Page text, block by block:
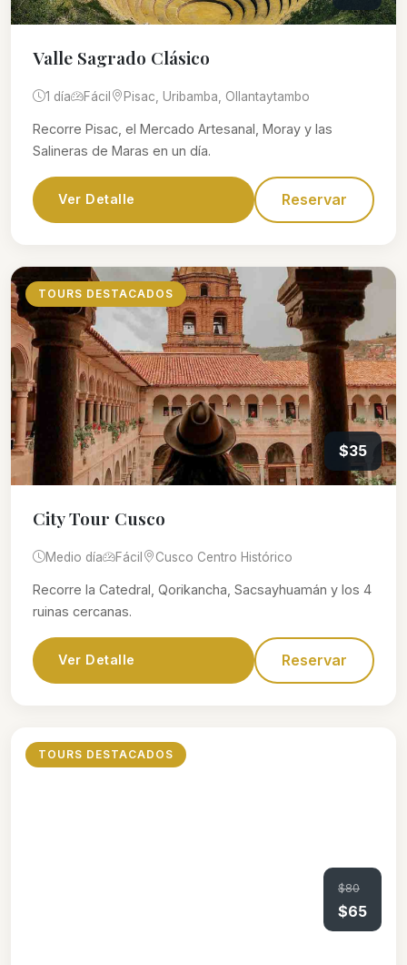
Valle Sagrado Clásico
1 día Fácil Pisac, Uribamba, Ollantaytambo
Recorre Pisac, el Mercado Artesanal, Moray y las
Salineras de Maras en un día.
Ver Detalle Reservar
TOURS DESTACADOS
$35
City Tour Cusco
Medio día Fácil Cusco Centro Histórico
Recorre la Catedral, Qorikancha, Sacsayhuamán y los 4
ruinas cercanas.
Ver Detalle Reservar
TOURS DESTACADOS
$80
$65